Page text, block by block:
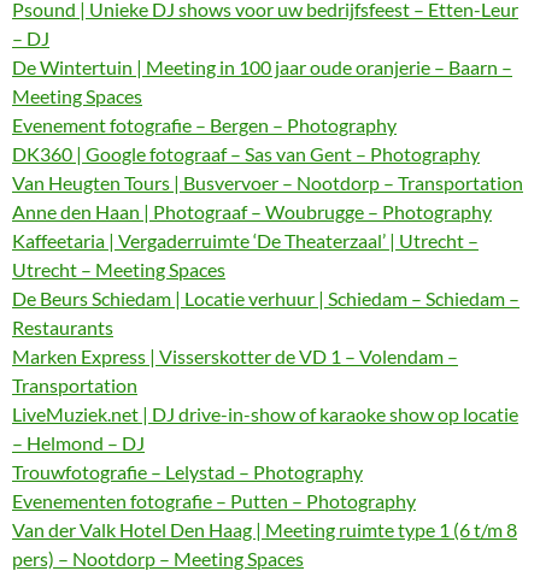
Psound | Unieke DJ shows voor uw bedrijfsfeest – Etten-Leur
– DJ
De Wintertuin | Meeting in 100 jaar oude oranjerie – Baarn –
Meeting Spaces
Evenement fotografie – Bergen – Photography
DK360 | Google fotograaf – Sas van Gent – Photography
Van Heugten Tours | Busvervoer – Nootdorp – Transportation
Anne den Haan | Photograaf – Woubrugge – Photography
Kaffeetaria | Vergaderruimte ‘De Theaterzaal’ | Utrecht –
Utrecht – Meeting Spaces
De Beurs Schiedam | Locatie verhuur | Schiedam – Schiedam –
Restaurants
Marken Express | Visserskotter de VD 1 – Volendam –
Transportation
LiveMuziek.net | DJ drive-in-show of karaoke show op locatie
– Helmond – DJ
Trouwfotografie – Lelystad – Photography
Evenementen fotografie – Putten – Photography
Van der Valk Hotel Den Haag | Meeting ruimte type 1 (6 t/m 8
pers) – Nootdorp – Meeting Spaces